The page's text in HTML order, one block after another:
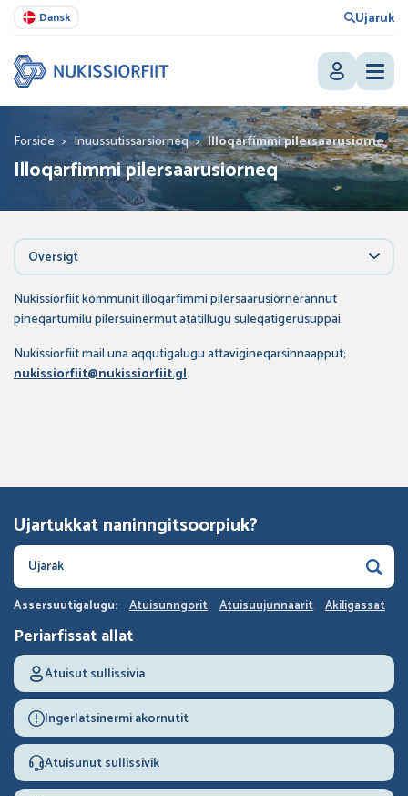
Dansk Ujaruk
Forside > Inuussutissarsiorneq > Illoqarfimmi pilersaarusiorneq
Illoqarfimmi pilersaarusiorneq
Oversigt
Nukissiorfiit kommunit illoqarfimmi pilersaarusiornerannut
pineqartumilu pilersuinermut atatillugu suleqatigerusuppai.
Nukissiorfiit mail una aqqutigalugu attavigineqarsinnaapput;
nukissiorfiit@nukissiorfiit.gl.
Ujartukkat naninngitsoorpiuk?
Assersuutigalugu: Atuisunngorit Atuisuujunnaarit Akiligassat
Periarfissat allat
Atuisut sullissivia
Ingerlatsinermi akornutit
Atuisunut sullissivik